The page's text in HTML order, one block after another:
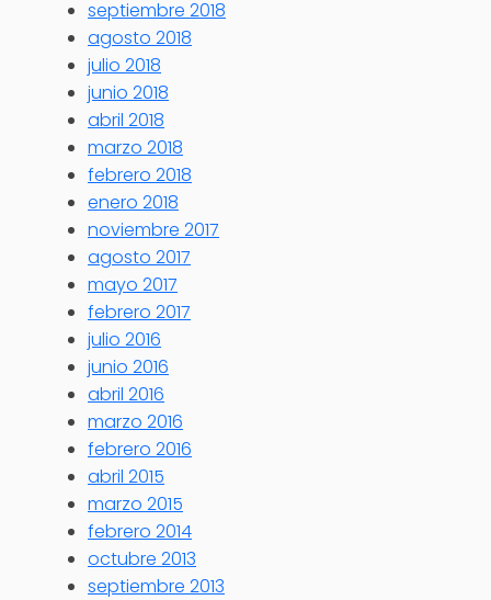
septiembre 2018
agosto 2018
julio 2018
junio 2018
abril 2018
marzo 2018
febrero 2018
enero 2018
noviembre 2017
agosto 2017
mayo 2017
febrero 2017
julio 2016
junio 2016
abril 2016
marzo 2016
febrero 2016
abril 2015
marzo 2015
febrero 2014
octubre 2013
septiembre 2013